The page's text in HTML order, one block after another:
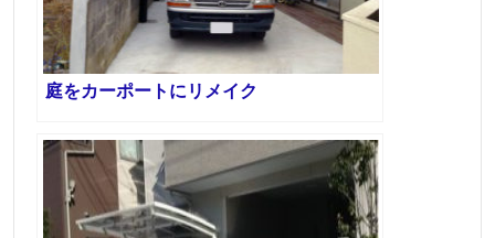
庭をカーポートにリメイク